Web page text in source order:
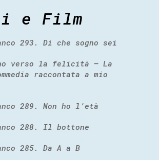
e Film
293. Di che sogno sei
verso la felicità – La
raccontata a mio
289. Non ho l’età
288. Il bottone
285. Da A a B